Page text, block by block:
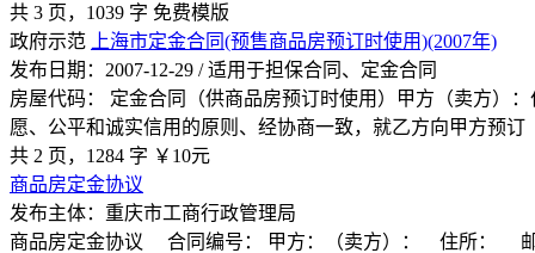
共 3 页，1039 字 免费模版
政府示范
上海市定金合同(预售商品房预订时使用)(2007年)
发布日期：2007-12-29 / 适用于担保合同、定金合同
房屋代码： 定金合同（供商品房预订时使用）甲方（卖方）
愿、公平和诚实信用的原则、经协商一致，就乙方向甲方预订
共 2 页，1284 字 ￥10元
商品房定金协议
发布主体：重庆市工商行政管理局
商品房定金协议 合同编号： 甲方：（卖方）： 住所